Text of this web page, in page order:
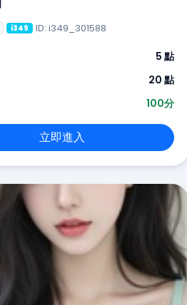
i349 ID: i349_301588
5 點
20 點
100分
立即進入